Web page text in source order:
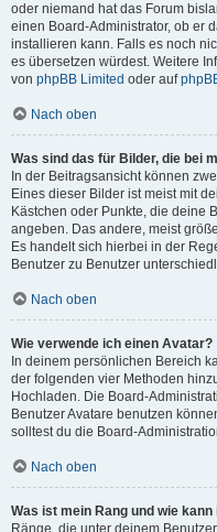
oder niemand hat das Forum
einen Board-Administrator, ob er
installieren kann. Falls es noch
es übersetzen würdest. Weitere
von phpBB Limited oder auf
Nach oben
Was sind das für Bilder, die bei
In der Beitragsansicht können
Eines dieser Bilder ist meist mit
Kästchen oder Punkte, die deine
angeben. Das andere, meist
Es handelt sich hierbei in der
Benutzer zu Benutzer
Nach oben
Wie verwende ich einen Avatar?
In deinem persönlichen Bereich
der folgenden vier Methoden
Hochladen. Die Board-
Benutzer Avatare benutzen
solltest du die Board-
Nach oben
Was ist mein Rang und wie
Ränge, die unter deinem